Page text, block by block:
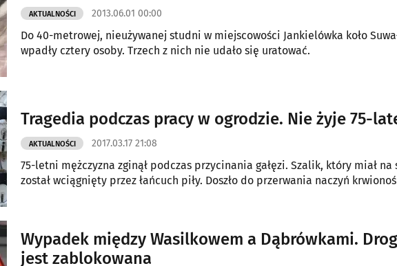
AKTUALNOŚCI 2013.06.01 00:00
Do 40-metrowej, nieużywanej studni w miejscowości Jankielówka koło
wpadły cztery osoby. Trzech z nich nie udało się uratować.
Tragedia podczas pracy w ogrodzie. Nie żyje 75-
AKTUALNOŚCI 2017.03.17 21:08
75-letni mężczyzna zginął podczas przycinania gałęzi. Szalik, który miał na
został wciągnięty przez łańcuch piły. Doszło do przerwania naczyń
Wypadek między Wasilkowem a Dąbrówkami.
jest zablokowana